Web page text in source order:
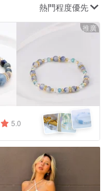
熱門程度優先
推廣
5.0